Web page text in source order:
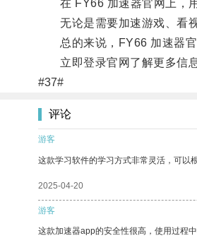
在 FY66 加速器官网上，用
无论是需要加速游戏、看视
总的来说，FY66 加速器官
立即登录官网了解更多信息
#37#
评论
游客
这款学习软件的学习方式非常灵活，可以
2025-04-20
游客
这款加速器app的安全性很高，使用过程